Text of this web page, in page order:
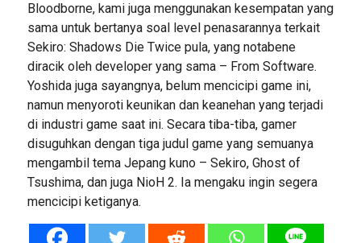
Bloodborne, kami juga menggunakan kesempatan yang
sama untuk bertanya soal level penasarannya terkait
Sekiro: Shadows Die Twice pula, yang notabene
diracik oleh developer yang sama – From Software.
Yoshida juga sayangnya, belum mencicipi game ini,
namun menyoroti keunikan dan keanehan yang terjadi
di industri game saat ini. Secara tiba-tiba, gamer
disuguhkan dengan tiga judul game yang semuanya
mengambil tema Jepang kuno – Sekiro, Ghost of
Tsushima, dan juga NioH 2. Ia mengaku ingin segera
mencicipi ketiganya.